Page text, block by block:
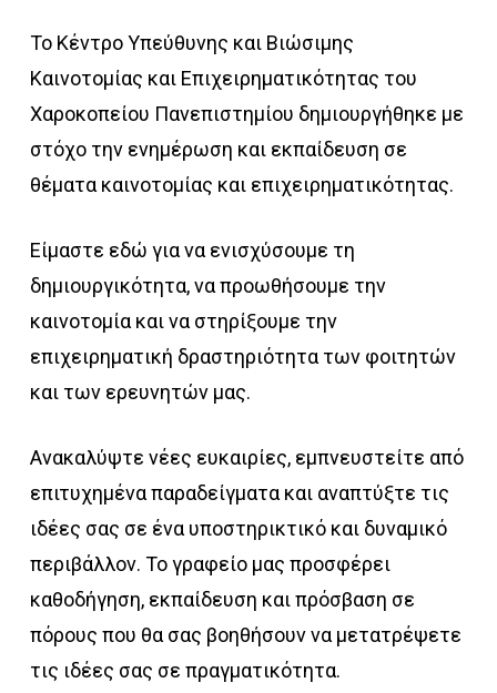
Το Κέντρο Υπεύθυνης και Βιώσιμης
Καινοτομίας και Επιχειρηματικότητας του
Χαροκοπείου Πανεπιστημίου δημιουργήθηκε με
στόχο την ενημέρωση και εκπαίδευση σε
θέματα καινοτομίας και επιχειρηματικότητας.
Είμαστε εδώ για να ενισχύσουμε τη
δημιουργικότητα, να προωθήσουμε την
καινοτομία και να στηρίξουμε την
επιχειρηματική δραστηριότητα των φοιτητών
και των ερευνητών μας.
Ανακαλύψτε νέες ευκαιρίες, εμπνευστείτε από
επιτυχημένα παραδείγματα και αναπτύξτε τις
ιδέες σας σε ένα υποστηρικτικό και δυναμικό
περιβάλλον. Το γραφείο μας προσφέρει
καθοδήγηση, εκπαίδευση και πρόσβαση σε
πόρους που θα σας βοηθήσουν να μετατρέψετε
τις ιδέες σας σε πραγματικότητα.